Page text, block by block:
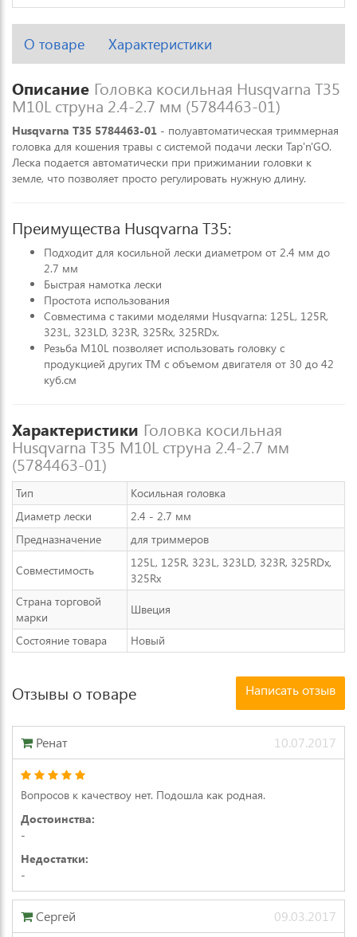
О товаре Характеристики
Описание Головка косильная Husqvarna T35
M10L струна 2.4-2.7 мм (5784463-01)
Husqvarna T35 5784463-01 - полуавтоматическая триммерная
головка для кошения травы с системой подачи лески Tap'n'GO.
Леска подается автоматически при прижимании головки к
земле, что позволяет просто регулировать нужную длину.
Преимущества Husqvarna T35:
Подходит для косильной лески диаметром от 2.4 мм до
2.7 мм
Быстрая намотка лески
Простота использования
Совместима с такими моделями Husqvarna: 125L, 125R,
323L, 323LD, 323R, 325Rx, 325RDx.
Резьба М10L позволяет использовать головку с
продукцией других ТМ с объемом двигателя от 30 до 42
куб.см
Характеристики Головка косильная
Husqvarna T35 M10L струна 2.4-2.7 мм
(5784463-01)
Тип
Косильная головка
Диаметр лески
2.4 - 2.7 мм
Предназначение
для триммеров
Совместимость
125L, 125R, 323L, 323LD, 323R, 325RDx,
325Rx
Страна торговой
марки
Швеция
Состояние товара Новый
Отзывы о товаре Написать отзыв
Ренат 10.07.2017
Вопросов к качествоу нет. Подошла как родная.
Достоинства:
-
Недостатки:
-
Сергей 09.03.2017